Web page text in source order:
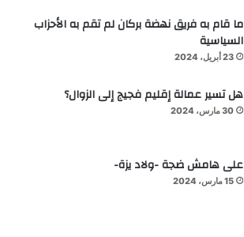
ما قام به فريق نهضة بركان لم تقم به الأحزاب
السياسية
23 أبريل، 2024
هل تسير عمالة إقليم فجيج إلى الزوال؟
30 مارس، 2024
على هامش ضجة -ولاد يزة-
15 مارس، 2024